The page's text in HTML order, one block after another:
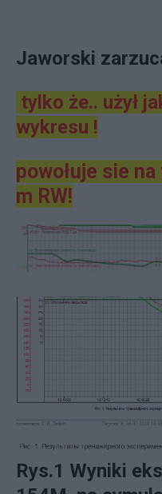
Jaworski
tylko że.. użył
wykresu !
powołuje sie
m RW!
Rys.1 Wyniki